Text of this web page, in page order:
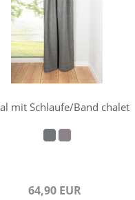
mit Schlaufe/Band chalet
64,90 EUR